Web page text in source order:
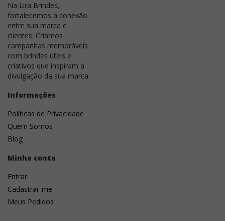
Na Lira Brindes,
fortalecemos a conexão
entre sua marca e
clientes. Criamos
campanhas memoráveis
com brindes úteis e
criativos que inspiram a
divulgação da sua marca.
Informações
Políticas de Privacidade
Quem Somos
Blog
Minha conta
Entrar
Cadastrar-me
Meus Pedidos